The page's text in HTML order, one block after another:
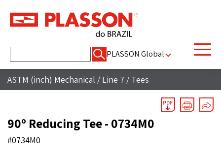
por:
PLASSON Global
ASTM (inch) Mechanical / Line 7 / Tees
90º Reducing Tee - 0734M0
#0734M0